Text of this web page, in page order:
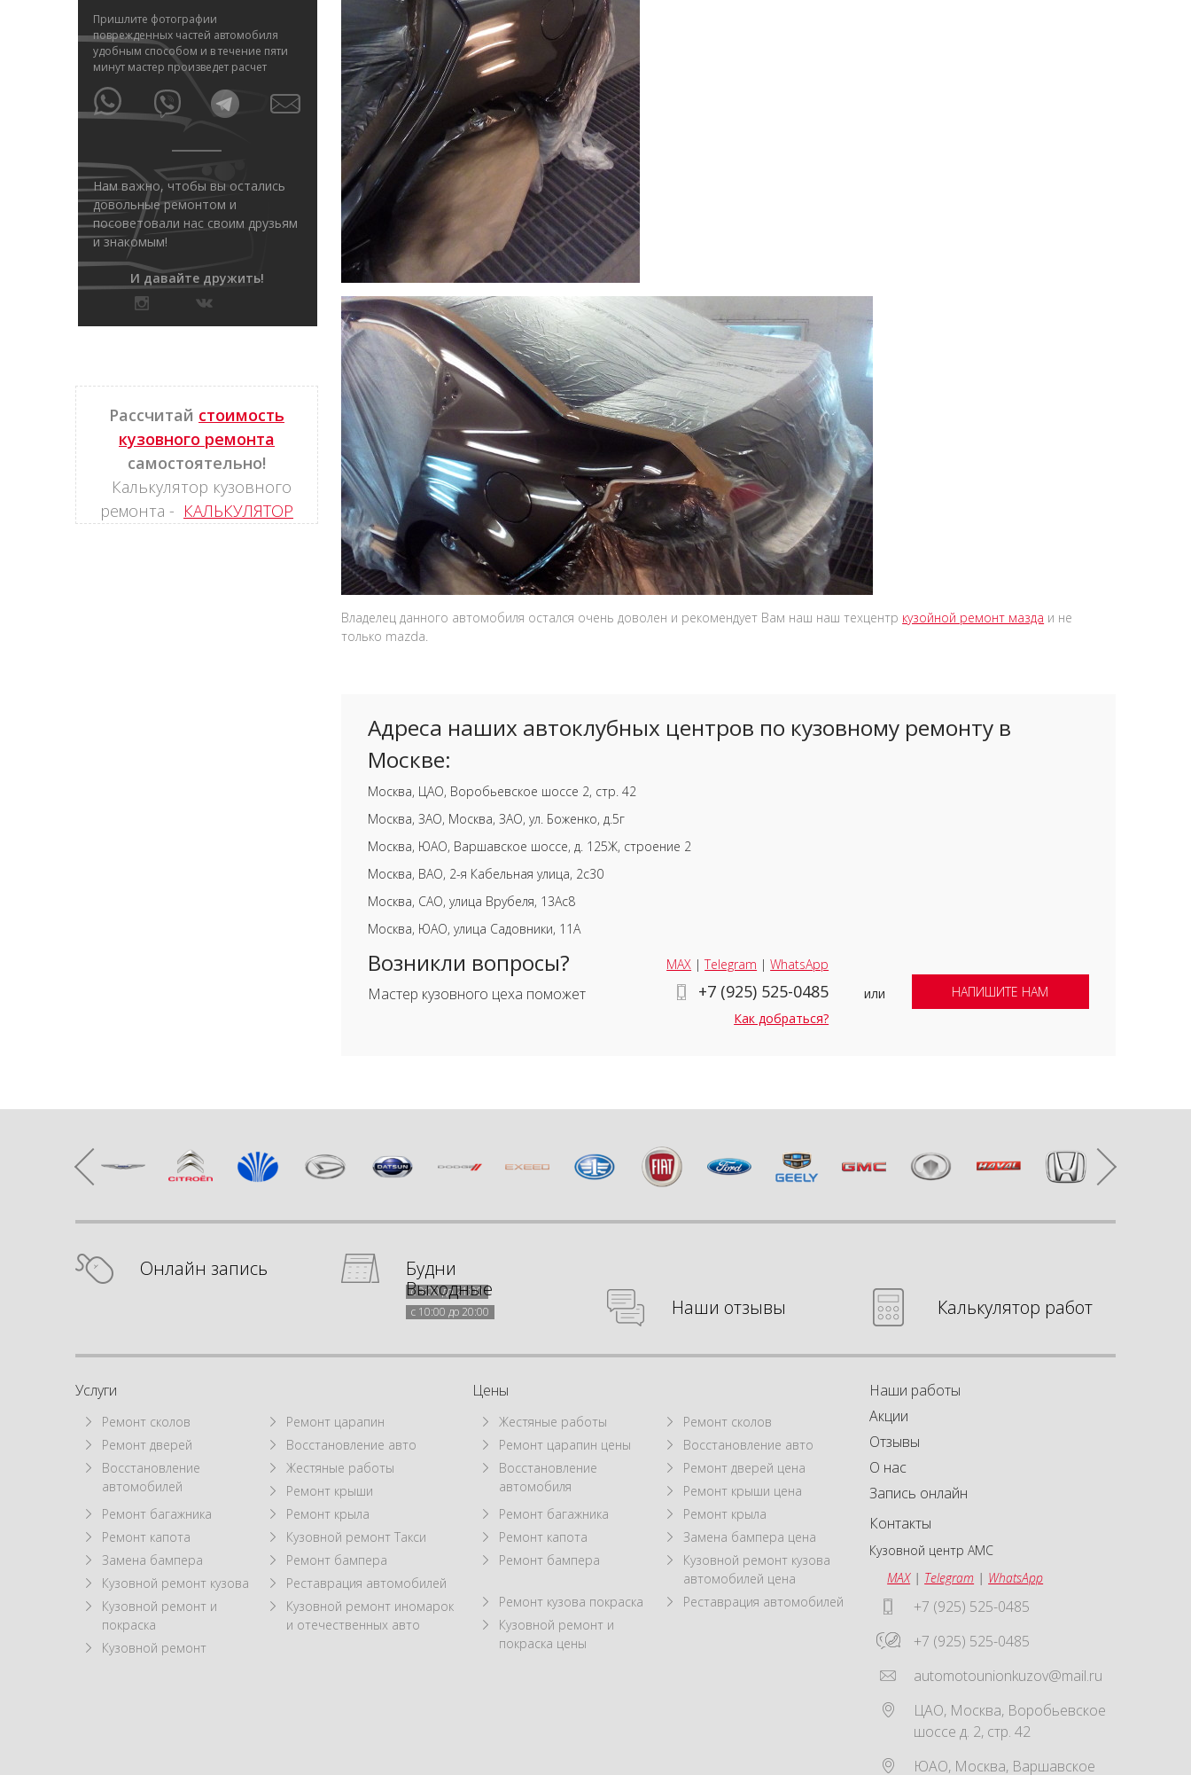
Владелец данного автомобиля остался очень доволен и рекомендует Вам наш наш техцентр кузойной ремонт мазда и не
только mazda.
Адреса наших автоклубных центров по кузовному ремонту в
Москве:
Москва, ЦАО, Воробьевское шоссе 2, стр. 42
Москва, ЗАО, Москва, ЗАО, ул. Боженко, д.5г
Москва, ЮАО, Варшавское шоссе, д. 125Ж, строение 2
Москва, ВАО, 2-я Кабельная улица, 2с30
Москва, САО, улица Врубеля, 13Ас8
Москва, ЮАО, улица Садовники, 11А
Возникли вопросы?
Мастер кузовного цеха поможет
MAX |Telegram |WhatsApp
+7 (925) 525-0485
Как добраться?
или НАПИШИТЕ НАМ
Пришлите фотографии
поврежденных частей автомобиля
удобным способом и в течение пяти
минут мастер произведет расчет
Нам важно, чтобы вы остались
довольные ремонтом и
посоветовали нас своим друзьям
и знакомым!
И давайте дружить!
Рассчитай стоимость
кузовного ремонта
самостоятельно!
Калькулятор кузовного
ремонта - КАЛЬКУЛЯТОР
Онлайн запись Будни
с 9:00 до 21:00
Выходные
с 10:00 до 20:00 Наши отзывы Калькулятор работ
Услуги
Ремонт сколов
Ремонт царапин
Ремонт дверей
Восстановление авто
Восстановление
автомобилей
Жестяные работы
Ремонт крыши
Ремонт багажника
Ремонт крыла
Ремонт капота
Кузовной ремонт Такси
Замена бампера
Ремонт бампера
Кузовной ремонт кузова
Реставрация автомобилей
Кузовной ремонт и
покраска
Кузовной ремонт иномарок
и отечественных авто
Кузовной ремонт
Цены
Жестяные работы
Ремонт сколов
Ремонт царапин цены
Восстановление авто
Восстановление
автомобиля
Ремонт дверей цена
Ремонт крыши цена
Ремонт багажника
Ремонт крыла
Ремонт капота
Замена бампера цена
Ремонт бампера
Кузовной ремонт кузова
автомобилей цена
Ремонт кузова покраска
Реставрация автомобилей
Кузовной ремонт и
покраска цены
Наши работы
Акции
Отзывы
О нас
Запись онлайн
Контакты
Кузовной центр АМС
MAX| Telegram | WhatsApp
+7 (925) 525-0485
+7 (925) 525-0485
automotounionkuzov@mail.ru
ЦАО, Москва, Воробьевское
шоссе д. 2, стр. 42
ЮАО, Москва, Варшавское